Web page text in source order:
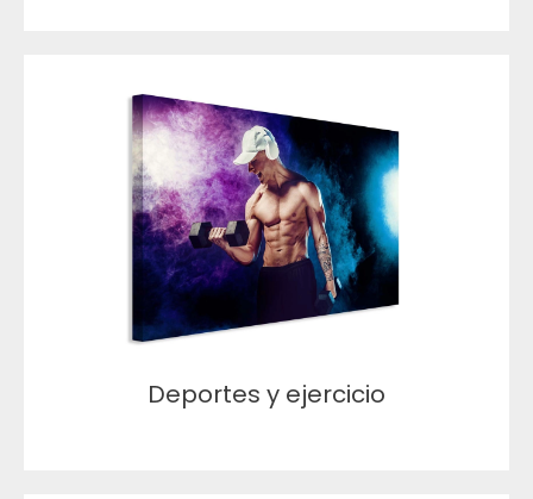
Deportes y ejercicio